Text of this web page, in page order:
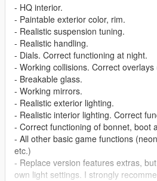
- HQ interior.
- Paintable exterior color, rim.
- Realistic suspension tuning.
- Realistic handling.
- Dials. Correct functioning at night.
- Working collisions. Correct
- Breakable glass.
- Working mirrors.
- Realistic exterior lighting.
- Realistic interior lighting. Correct
- Correct functioning of bonnet, boot
- All other basic game functions
etc.)
- Replace version features extras,
own light settings. I strongly